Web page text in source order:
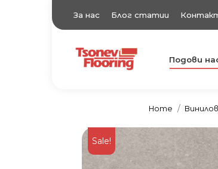
За нас Блог статии
TsonevFlooring
Подови настилки Подови
Home
Sale!